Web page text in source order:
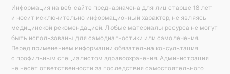
Информация на веб-сайте предназначена для лиц старше 18 лет
и носит исключительно информационный характер, не являясь
медицинской рекомендацией. Любые материалы ресурса не могут
быть использованы для самодиагностики или самолечения.
Перед применением информации обязательна консультация
с профильным специалистом здравоохранения. Администрация
не несёт ответственности за последствия самостоятельного